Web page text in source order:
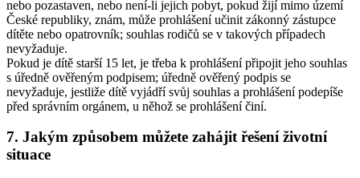
nebo pozastaven, nebo není-li jejich pobyt, pokud žijí mimo území
České republiky, znám, může prohlášení učinit zákonný zástupce
dítěte nebo opatrovník; souhlas rodičů se v takových případech
nevyžaduje.
Pokud je dítě starší 15 let, je třeba k prohlášení připojit jeho souhlas
s úředně ověřeným podpisem; úředně ověřený podpis se
nevyžaduje, jestliže dítě vyjádří svůj souhlas a prohlášení podepíše
před správním orgánem, u něhož se prohlášení činí.
7. Jakým způsobem můžete zahájit řešení životní
situace